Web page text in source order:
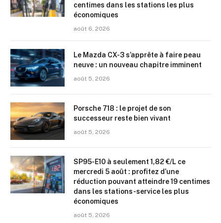
centimes dans les stations les plus
économiques
août 6, 2026
Le Mazda CX-3 s’apprête à faire peau
neuve : un nouveau chapitre imminent
août 5, 2026
Porsche 718 : le projet de son
successeur reste bien vivant
août 5, 2026
SP95-E10 à seulement 1,82 €/L ce
mercredi 5 août : profitez d’une
réduction pouvant atteindre 19 centimes
dans les stations-service les plus
économiques
août 5, 2026